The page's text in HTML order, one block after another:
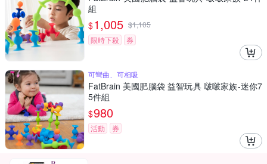
組
$1,005 $1,105
限時下殺
券
可彎曲、可相吸
FatBrain 美國肥腦袋 益智玩具 啵啵家族-迷你7
5件組
$980
活動 券